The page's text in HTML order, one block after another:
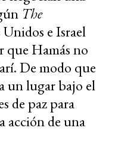
The
Unidos e Israel
que Hamás no
De modo que
un lugar bajo el
de paz para
acción de una